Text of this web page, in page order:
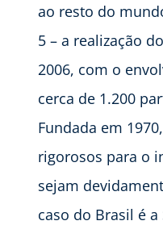
ao resto do
5 – a realização
2006, com o
cerca de 1.200
Fundada em
rigorosos para o
sejam
caso do Brasil é